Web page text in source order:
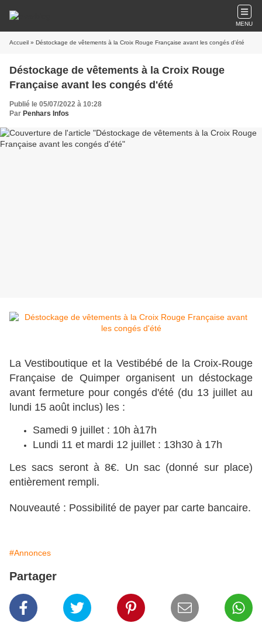
MENU
Accueil » Déstockage de vêtements à la Croix Rouge Française avant les congés d'été
Déstockage de vêtements à la Croix Rouge
Française avant les congés d'été
Publié le 05/07/2022 à 10:28
Par Penhars Infos
La Vestiboutique et la Vestibébé de la Croix-Rouge
Française de Quimper organisent un déstockage
avant fermeture pour congés d'été (du 13 juillet au
lundi 15 août inclus) les :
Samedi 9 juillet : 10h à17h
Lundi 11 et mardi 12 juillet : 13h30 à 17h
Les sacs seront à 8€. Un sac (donné sur place)
entièrement rempli.
Nouveauté : Possibilité de payer par carte bancaire.
#Annonces
Partager